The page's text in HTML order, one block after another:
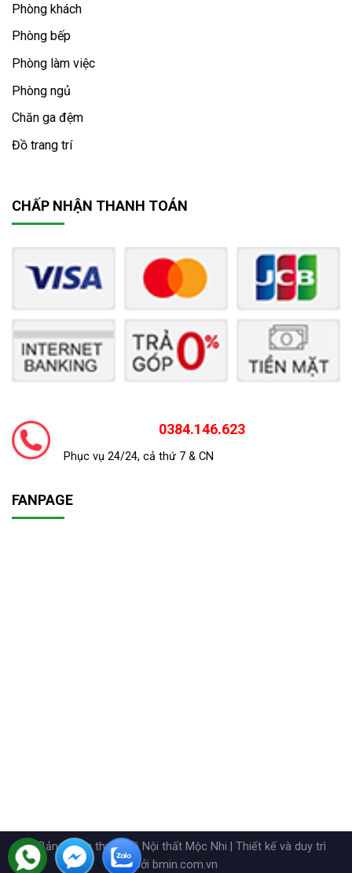
Phòng khách
Phòng bếp
Phòng làm việc
Phòng ngủ
Chăn ga đệm
Đồ trang trí
CHẤP NHẬN THANH TOÁN
0384.146.623
Phục vụ 24/24, cả thứ 7 & CN
FANPAGE
© Bản quyền thuộc về Nội thất Mộc Nhi | Thiết kế và duy trì
bởi bmin.com.vn